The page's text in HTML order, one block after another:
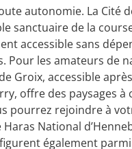
autonomie. La Cité
sanctuaire de la
accessible sans
Pour les amateurs de
Groix, accessible
offre des paysages à
pourrez rejoindre à
Haras National
également